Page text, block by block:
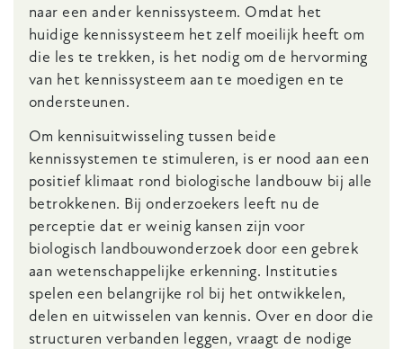
naar een ander kennissysteem. Omdat het
huidige kennissysteem het zelf moeilijk heeft om
die les te trekken, is het nodig om de hervorming
van het kennissysteem aan te moedigen en te
ondersteunen.
Om kennisuitwisseling tussen beide
kennissystemen te stimuleren, is er nood aan een
positief klimaat rond biologische landbouw bij alle
betrokkenen. Bij onderzoekers leeft nu de
perceptie dat er weinig kansen zijn voor
biologisch landbouwonderzoek door een gebrek
aan wetenschappelijke erkenning. Instituties
spelen een belangrijke rol bij het ontwikkelen,
delen en uitwisselen van kennis. Over en door die
structuren verbanden leggen, vraagt de nodige